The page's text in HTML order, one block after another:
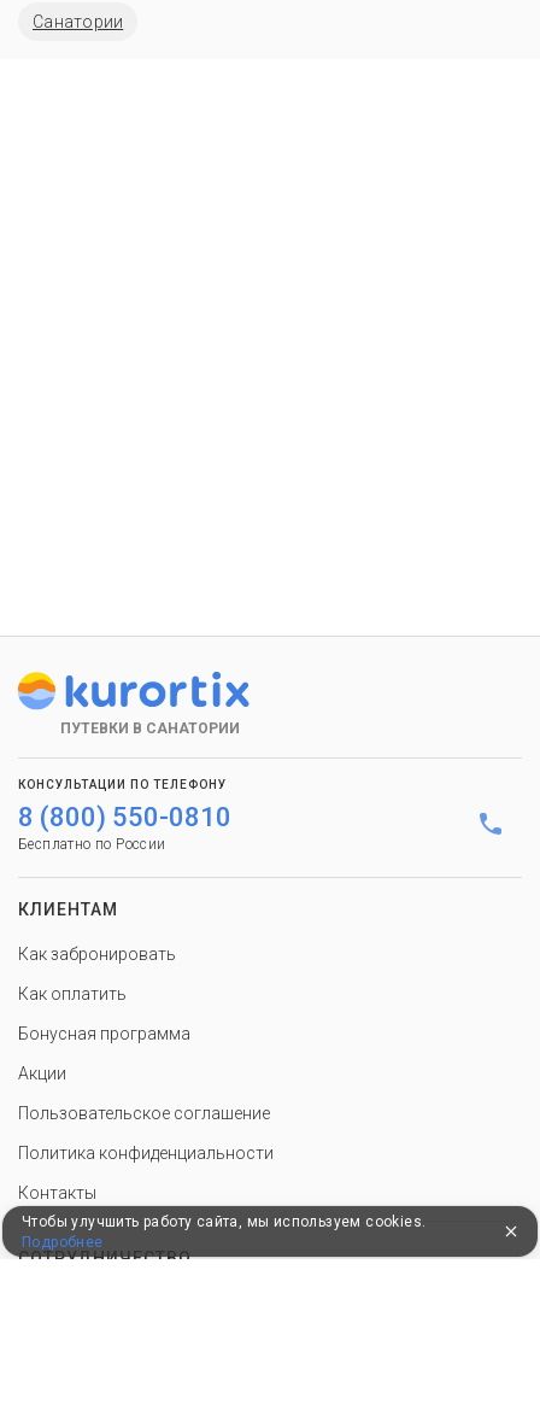
Санатории
ПУТЕВКИ В САНАТОРИИ
КОНСУЛЬТАЦИИ ПО ТЕЛЕФОНУ
8 (800) 550-0810
Бесплатно по России
КЛИЕНТАМ
Как забронировать
Как оплатить
Бонусная программа
Акции
Пользовательское соглашение
Политика конфиденциальности
Контакты
СОТРУДНИЧЕСТВО
Чтобы улучшить работу сайта, мы используем cookies.
Подробнее